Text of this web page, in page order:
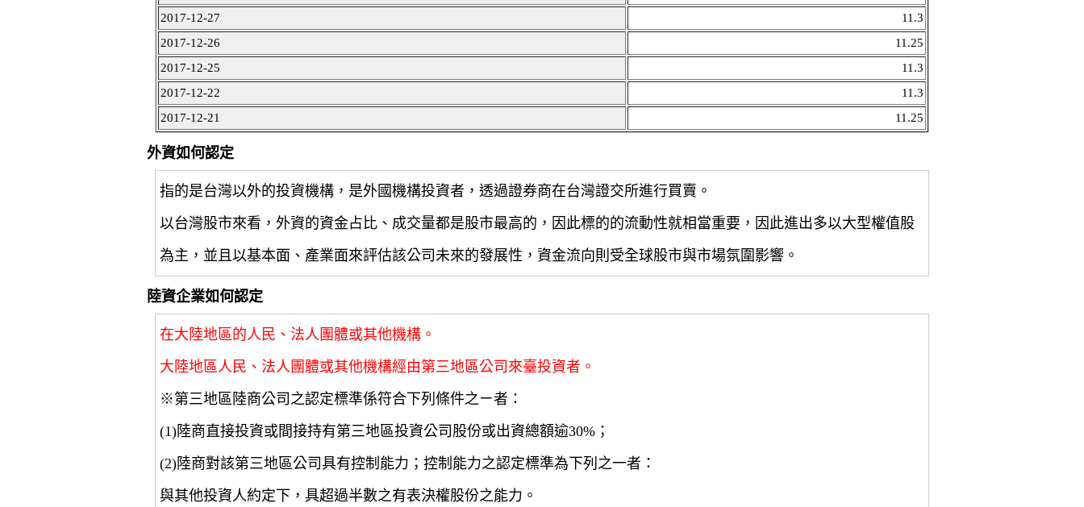
2017-12-27
11.3
2017-12-26
11.25
2017-12-25
11.3
2017-12-22
11.3
2017-12-21
11.25
外資如何認定
指的是台灣以外的投資機構，是外國機構投資者，透過證券商在台灣證交所進行買賣。
以台灣股市來看，外資的資金占比、成交量都是股市最高的，因此標的的流動性就相當重要，因此進出多以大型權值股
為主，並且以基本面、產業面來評估該公司未來的發展性，資金流向則受全球股市與市場氛圍影響。
陸資企業如何認定
在大陸地區的人民、法人團體或其他機構。
大陸地區人民、法人團體或其他機構經由第三地區公司來臺投資者。
※第三地區陸商公司之認定標準係符合下列條件之ㄧ者：
(1)陸商直接投資或間接持有第三地區投資公司股份或出資總額逾30%；
(2)陸商對該第三地區公司具有控制能力；控制能力之認定標準為下列之一者：
與其他投資人約定下，具超過半數之有表決權股份之能力。